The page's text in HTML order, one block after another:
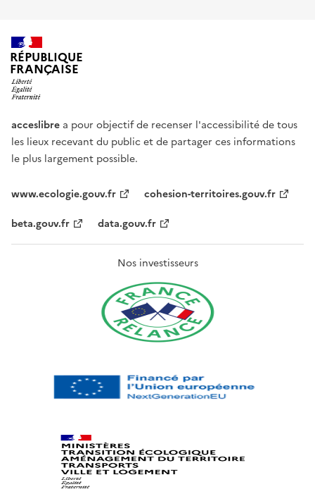
RÉPUBLIQUE
FRANÇAISE
acceslibre a pour objectif de recenser l'accessibilité de tous
les lieux recevant du public et de partager ces informations
le plus largement possible.
www.ecologie.gouv.fr
cohesion-territoires.gouv.fr
beta.gouv.fr
data.gouv.fr
Nos investisseurs